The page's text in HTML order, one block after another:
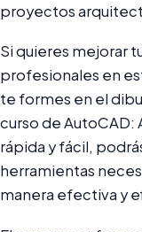
proyectos
Si quieres mejorar
profesionales en
te formes en el
curso de
rápida y fácil,
herramientas
manera efectiva y